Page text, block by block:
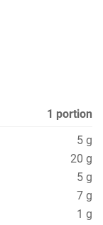
1 portion
5 g
20 g
5 g
7 g
1 g